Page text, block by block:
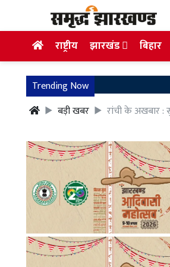
राष्ट्रीय झारखंड बिहार
Trending Now
बड़ी खबर
रांची के अखबार :